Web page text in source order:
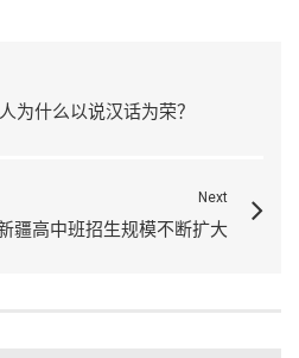
为什么以说汉话为荣？
Next
疆高中班招生规模不断扩大